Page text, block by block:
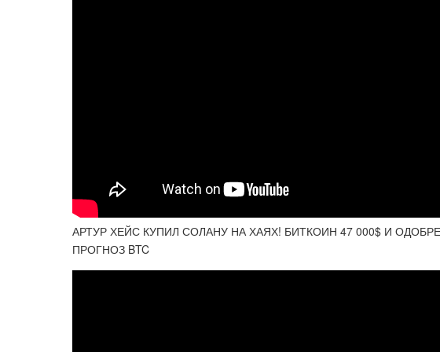
АРТУР ХЕЙС КУПИЛ СОЛАНУ НА ХАЯХ! БИТКОИН 47 000$ И
ПРОГНОЗ BTC